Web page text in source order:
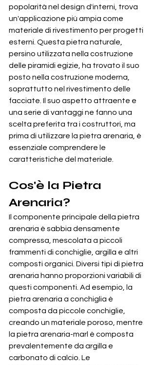
popolarità nel design d'interni, trova
un'applicazione più ampia come
materiale di rivestimento per progetti
esterni. Questa pietra naturale,
persino utilizzata nella costruzione
delle piramidi egizie, ha trovato il suo
posto nella costruzione moderna,
soprattutto nel rivestimento delle
facciate. Il suo aspetto attraente e
una serie di vantaggi ne fanno una
scelta preferita tra i costruttori, ma
prima di utilizzare la pietra arenaria, è
essenziale comprendere le
caratteristiche del materiale.
Cos'è la Pietra
Arenaria?
Il componente principale della pietra
arenaria è sabbia densamente
compressa, mescolata a piccoli
frammenti di conchiglie, argilla e altri
composti organici. Diversi tipi di pietra
arenaria hanno proporzioni variabili di
questi componenti. Ad esempio, la
pietra arenaria a conchiglia è
composta da piccole conchiglie,
creando un materiale poroso, mentre
la pietra arenaria-marl è composta
prevalentemente da argilla e
carbonato di calcio. Le